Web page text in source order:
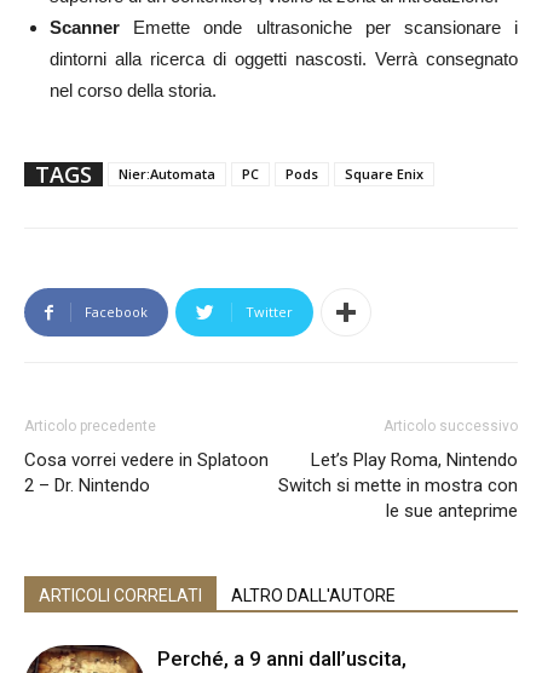
Scanner Emette onde ultrasoniche per scansionare i
dintorni alla ricerca di oggetti nascosti. Verrà consegnato
nel corso della storia.
TAGS Nier:Automata PC Pods Square Enix
Facebook Twitter
Articolo precedente
Cosa vorrei vedere in Splatoon
2 – Dr. Nintendo
Articolo successivo
Let’s Play Roma, Nintendo
Switch si mette in mostra con
le sue anteprime
ARTICOLI CORRELATI ALTRO DALL'AUTORE
Perché, a 9 anni dall’uscita,